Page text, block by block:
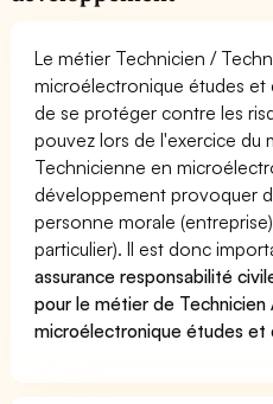
Le métier Technicien /
microélectronique études
de se protéger contre les
pouvez lors de l'exercice du
Technicienne en
développement provoquer
personne morale
particulier). Il est donc
assurance responsabilité
pour le métier de Technicien
microélectronique études et